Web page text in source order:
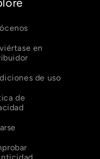
en
de uso
de